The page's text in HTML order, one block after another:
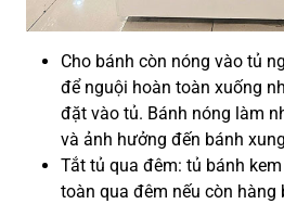
Cho bánh còn nóng vào tủ
để nguội hoàn toàn xuống
đặt vào tủ. Bánh nóng làm
và ảnh hưởng đến bánh
Tắt tủ qua đêm: tủ bánh
toàn qua đêm nếu còn hàng